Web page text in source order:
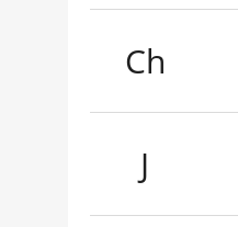
Ch
J